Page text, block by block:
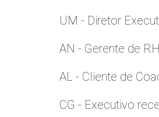
UM - Diretor
AN - Gerente de
AL - Cliente de
CG - Executivo